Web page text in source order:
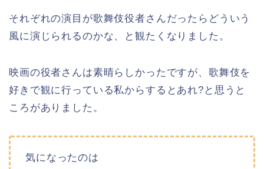
それぞれの演目が歌舞伎役者さんだったらどういう
風に演じられるのかな、と観たくなりました。
映画の役者さんは素晴らしかったですが、歌舞伎を
好きで観に行っている私からするとあれ?と思うと
ころがありました。
気になったのは